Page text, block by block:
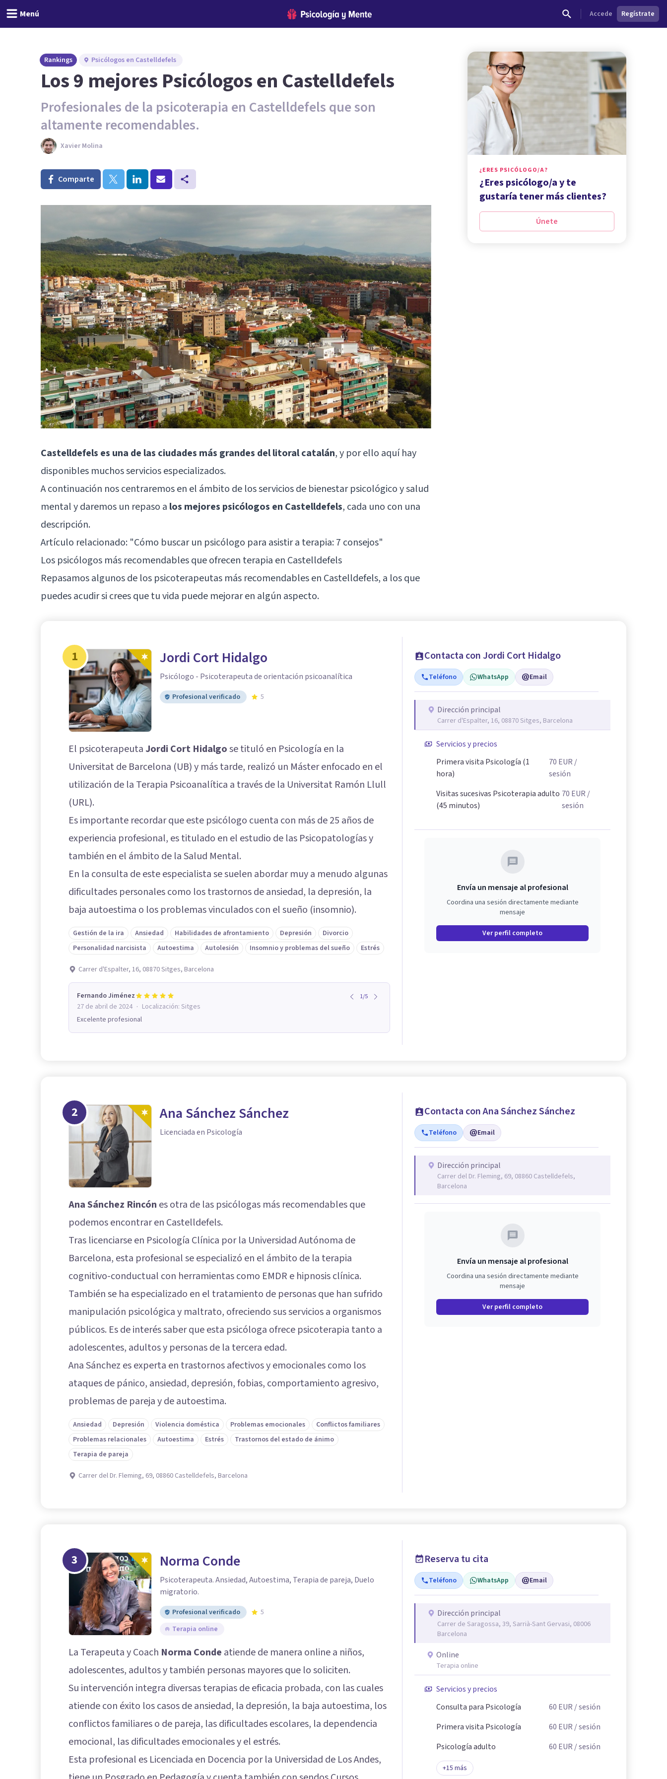
Menú Accede Regístrate
Rankings Psicólogos en Castelldefels
Los 9 mejores Psicólogos en Castelldefels
Profesionales de la psicoterapia en Castelldefels que son
altamente recomendables.
Xavier Molina
Comparte
Castelldefels es una de las ciudades más grandes del litoral catalán, y por ello aquí hay
disponibles muchos servicios especializados.
A continuación nos centraremos en el ámbito de los servicios de bienestar psicológico y salud
mental y daremos un repaso a los mejores psicólogos en Castelldefels, cada uno con una
descripción.
Artículo relacionado: "Cómo buscar un psicólogo para asistir a terapia: 7 consejos"
Los psicólogos más recomendables que ofrecen terapia en Castelldefels
Repasamos algunos de los psicoterapeutas más recomendables en Castelldefels, a los que
puedes acudir si crees que tu vida puede mejorar en algún aspecto.
¿ERES PSICÓLOGO/A?
¿Eres psicólogo/a y te
gustaría tener más clientes?
Únete
1 Jordi Cort Hidalgo
Psicólogo - Psicoterapeuta de orientación psicoanalítica
Profesional verificado 5
El psicoterapeutaJordi Cort Hidalgose tituló en Psicología en la
Universitat de Barcelona (UB) y más tarde, realizó un Máster enfocado en el
utilización de la Terapia Psicoanalítica a través de la Universitat Ramón Llull
(URL).
Es importante recordar que este psicólogo cuenta con más de 25 años de
experiencia profesional, es titulado en el estudio de las Psicopatologías y
también en el ámbito de la Salud Mental.
En la consulta de este especialista se suelen abordar muy a menudo algunas
dificultades personales como los trastornos de ansiedad, la depresión, la
baja autoestima o los problemas vinculados con el sueño (insomnio).
Gestión de la ira Ansiedad Habilidades de afrontamiento Depresión
Divorcio
Personalidad narcisista
Autoestima Autolesión Insomnio y problemas del sueño Estrés
Carrer d'Espalter, 16, 08870 Sitges, Barcelona
Fernando Jiménez 1/5
27 de abril de 2024 · Localización: Sitges
Excelente profesional
Contacta con Jordi Cort Hidalgo
Teléfono WhatsApp Email
Dirección principal
Carrer d'Espalter, 16, 08870 Sitges, Barcelona
Servicios y precios
Primera visita Psicología (1
hora)
70 EUR /
sesión
Visitas sucesivas Psicoterapia adulto
(45 minutos)
70 EUR /
sesión
Envía un mensaje al profesional
Coordina una sesión directamente mediante
mensaje
Ver perfil completo
2 Ana Sánchez Sánchez
Licenciada en Psicología
Ana Sánchez Rincón es otra de las psicólogas más recomendables que
podemos encontrar en Castelldefels.
Tras licenciarse en Psicología Clínica por la Universidad Autónoma de
Barcelona, esta profesional se especializó en el ámbito de la terapia
cognitivo-conductual con herramientas como EMDR e hipnosis clínica.
También se ha especializado en el tratamiento de personas que han sufrido
manipulación psicológica y maltrato, ofreciendo sus servicios a organismos
públicos. Es de interés saber que esta psicóloga ofrece psicoterapia tanto a
adolescentes, adultos y personas de la tercera edad.
Ana Sánchez es experta en trastornos afectivos y emocionales como los
ataques de pánico, ansiedad, depresión, fobias, comportamiento agresivo,
problemas de pareja y de autoestima.
Ansiedad Depresión Violencia doméstica Problemas emocionales
Conflictos familiares
Problemas relacionales
Autoestima Estrés
Trastornos del estado de ánimo
Terapia de pareja
Carrer del Dr. Fleming, 69, 08860 Castelldefels, Barcelona
Contacta con Ana Sánchez Sánchez
Teléfono Email
Dirección principal
Carrer del Dr. Fleming, 69, 08860 Castelldefels,
Barcelona
Envía un mensaje al profesional
Coordina una sesión directamente mediante
mensaje
Ver perfil completo
3 Norma Conde
Psicoterapeuta. Ansiedad, Autoestima, Terapia de pareja, Duelo
migratorio.
Profesional verificado
5
Terapia online
La Terapeuta y Coach Norma Conde atiende de manera online a niños,
adolescentes, adultos y también personas mayores que lo soliciten.
Su intervención integra diversas terapias de eficacia probada, con las cuales
atiende con éxito los casos de ansiedad, la depresión, la baja autoestima, los
conflictos familiares o de pareja, las dificultades escolares, la dependencia
emocional, las dificultades emocionales y el estrés.
Esta profesional es Licenciada en Docencia por la Universidad de Los Andes,
Reserva tu cita
Teléfono WhatsApp Email
Dirección principal
Carrer de Saragossa, 39, Sarrià-Sant Gervasi, 08006
Barcelona
Online
Terapia online
Servicios y precios
Consulta para Psicología
60 EUR / sesión
Primera visita Psicología
60 EUR / sesión
Psicología adulto
60 EUR / sesión
+15 más